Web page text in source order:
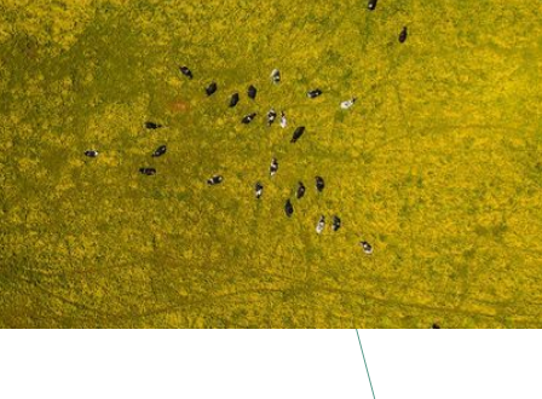
Inicio/Leer/Vivaces estrena blog
VIVACES ESTRENA BLOG
Escrito por:Vivaces
Fecha de Publicación:20/6/2022